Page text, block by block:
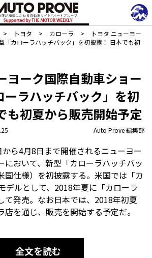
> トヨタ > カローラ >
トヨタ ニューヨー
「カローラハッチバック」を初披露！ 日本でも初
ヨーク国際自動車ショー
ーラハッチバック」を初
も初夏から販売開始予定
Auto Prove 編集部
から4月8日まで開催されるニューヨー
において、新型「カローラハッチバッ
国仕様）を初披露する。米国では「カ
デルとして、2018年夏に「カローラ
て発売。なお日本では、2018年初夏
を通じ、販売を開始する予定だ。
全文を読む